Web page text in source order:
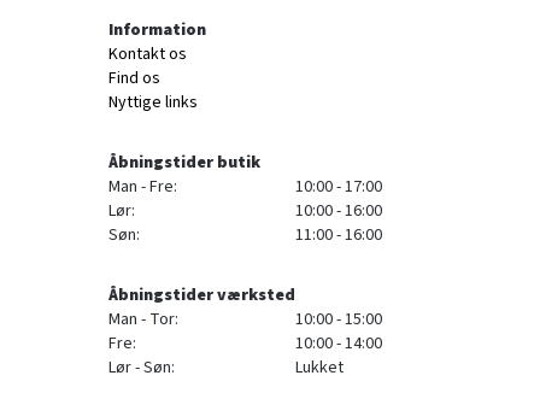
Information
Kontakt os
Find os
Nyttige links
Åbningstider butik
Man - Fre:
10:00 - 17:00
Lør:
10:00 - 16:00
Søn:
11:00 - 16:00
Åbningstider værksted
Man - Tor:
10:00 - 15:00
Fre:
10:00 - 14:00
Lør - Søn:
Lukket